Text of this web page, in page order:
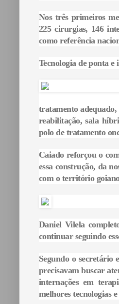
Nos três primeiros
225 cirurgias, 146
como referência
Tecnologia de ponta e
tratamento adequado,
reabilitação, sala
polo de tratamento
Caiado reforçou o
essa construção, da
com o território
Daniel Vilela
continuar seguindo
Segundo o secretário
precisavam buscar
internações em
melhores tecnologias